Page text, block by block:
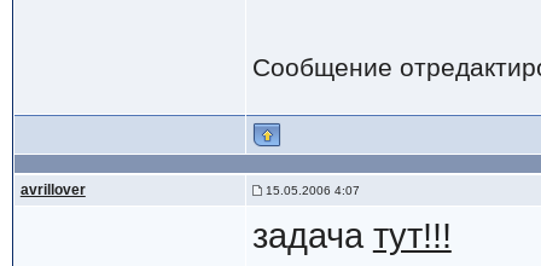
Сообщение
avrillover 15.05.2006 4:07
задача тут!!!